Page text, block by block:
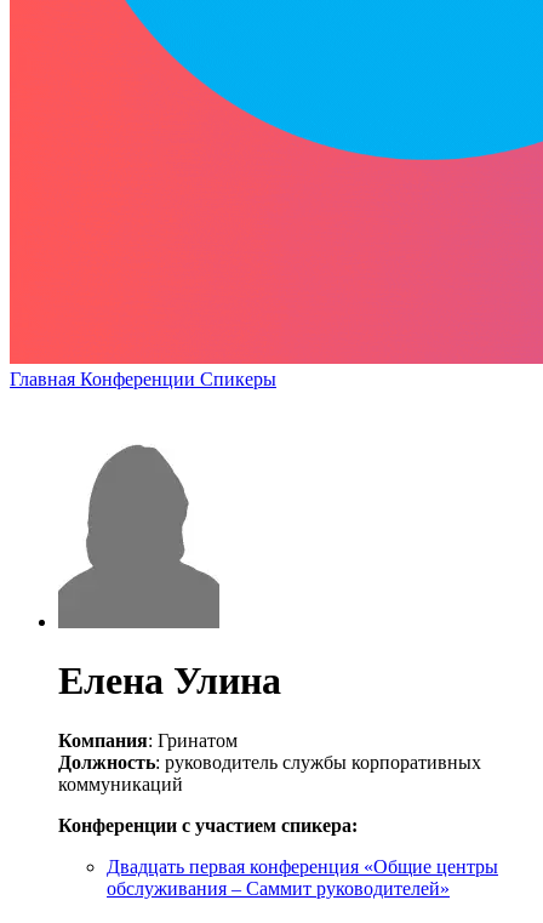
Главная Конференции Спикеры
Елена Улина
Компания: Гринатом
Должность: руководитель службы корпоративных
коммуникаций
Конференции с участием спикера:
Двадцать первая конференция «Общие центры
обслуживания – Саммит руководителей»